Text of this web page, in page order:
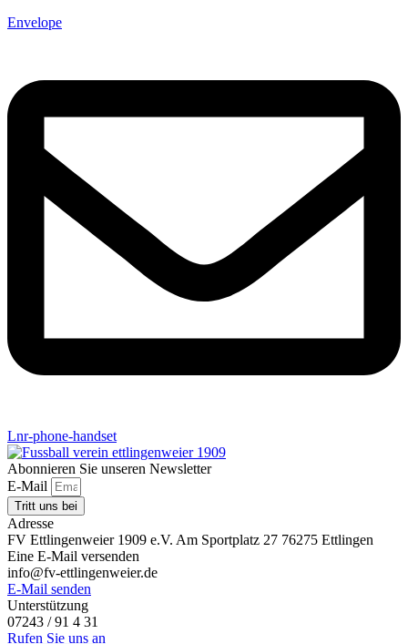
Envelope
Lnr-phone-handset
Abonnieren Sie unseren Newsletter
E-Mail
Tritt uns bei
Adresse
FV Ettlingenweier 1909 e.V. Am Sportplatz 27 76275 Ettlingen
Eine E-Mail versenden
info@fv-ettlingenweier.de
E-Mail senden
Unterstützung
07243 / 91 4 31
Rufen Sie uns an